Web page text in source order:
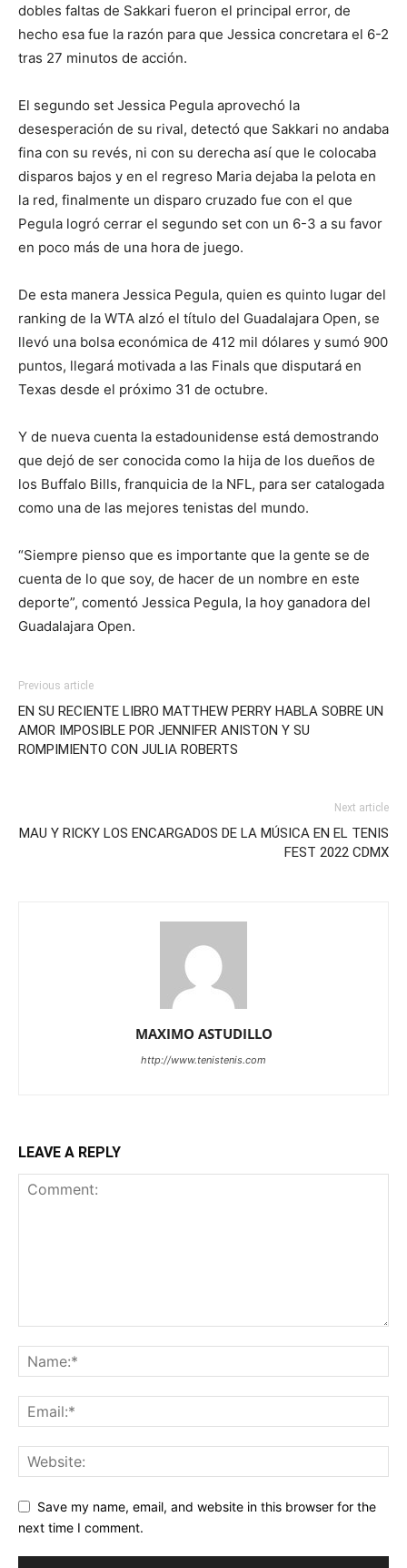
dobles faltas de Sakkari fueron el principal error, de
hecho esa fue la razón para que Jessica concretara el 6-2
tras 27 minutos de acción.
El segundo set Jessica Pegula aprovechó la
desesperación de su rival, detectó que Sakkari no andaba
fina con su revés, ni con su derecha así que le colocaba
disparos bajos y en el regreso Maria dejaba la pelota en
la red, finalmente un disparo cruzado fue con el que
Pegula logró cerrar el segundo set con un 6-3 a su favor
en poco más de una hora de juego.
De esta manera Jessica Pegula, quien es quinto lugar del
ranking de la WTA alzó el título del Guadalajara Open, se
llevó una bolsa económica de 412 mil dólares y sumó 900
puntos, llegará motivada a las Finals que disputará en
Texas desde el próximo 31 de octubre.
Y de nueva cuenta la estadounidense está demostrando
que dejó de ser conocida como la hija de los dueños de
los Buffalo Bills, franquicia de la NFL, para ser catalogada
como una de las mejores tenistas del mundo.
“Siempre pienso que es importante que la gente se de
cuenta de lo que soy, de hacer de un nombre en este
deporte”, comentó Jessica Pegula, la hoy ganadora del
Guadalajara Open.
Previous article
EN SU RECIENTE LIBRO MATTHEW PERRY HABLA SOBRE UN
AMOR IMPOSIBLE POR JENNIFER ANISTON Y SU
ROMPIMIENTO CON JULIA ROBERTS
Next article
MAU Y RICKY LOS ENCARGADOS DE LA MÚSICA EN EL TENIS
FEST 2022 CDMX
MAXIMO ASTUDILLO
http://www.tenistenis.com
LEAVE A REPLY
Save my name, email, and website in this browser for the
next time I comment.